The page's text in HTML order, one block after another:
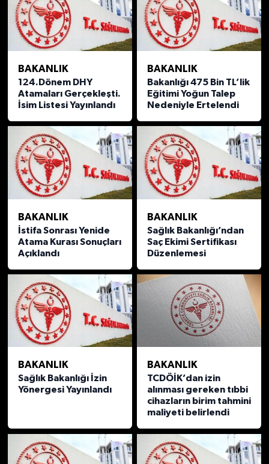
BAKANLIK
124.Dönem DHY
Atamaları Gerçekleşti.
İsim Listesi Yayınlandı
BAKANLIK
Bakanlığı 475 Bin TL’lik
Eğitimi Yoğun Talep
Nedeniyle Ertelendi
BAKANLIK
İstifa Sonrası Yenide
Atama Kurası Sonuçları
Açıklandı
BAKANLIK
Sağlık Bakanlığı’ndan
Saç Ekimi Sertifikası
Düzenlemesi
BAKANLIK
Sağlık Bakanlığı İzin
Yönergesi Yayınlandı
BAKANLIK
TCDÖİK’dan izin
alınması gereken tıbbi
cihazların birim tahmini
maliyeti belirlendi